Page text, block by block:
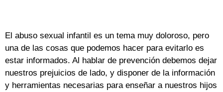
El abuso sexual infantil es un tema muy doloroso, pero
una de las cosas que podemos hacer para evitarlo es
estar informados. Al hablar de prevención debemos dejar
nuestros prejuicios de lado, y disponer de la información
y herramientas necesarias para enseñar a nuestros hijos